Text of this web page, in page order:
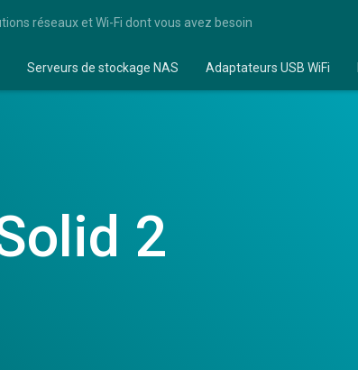
réseaux et Wi-Fi dont vous avez besoin
Serveurs de stockage NAS Adaptateurs USB WiFi
2